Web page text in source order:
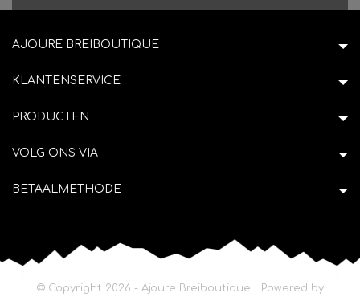
AJOURE BREIBOUTIQUE
KLANTENSERVICE
PRODUCTEN
VOLG ONS VIA
BETAALMETHODE
© Copyright 2026 - Ajoure Breiboutique | Powered by